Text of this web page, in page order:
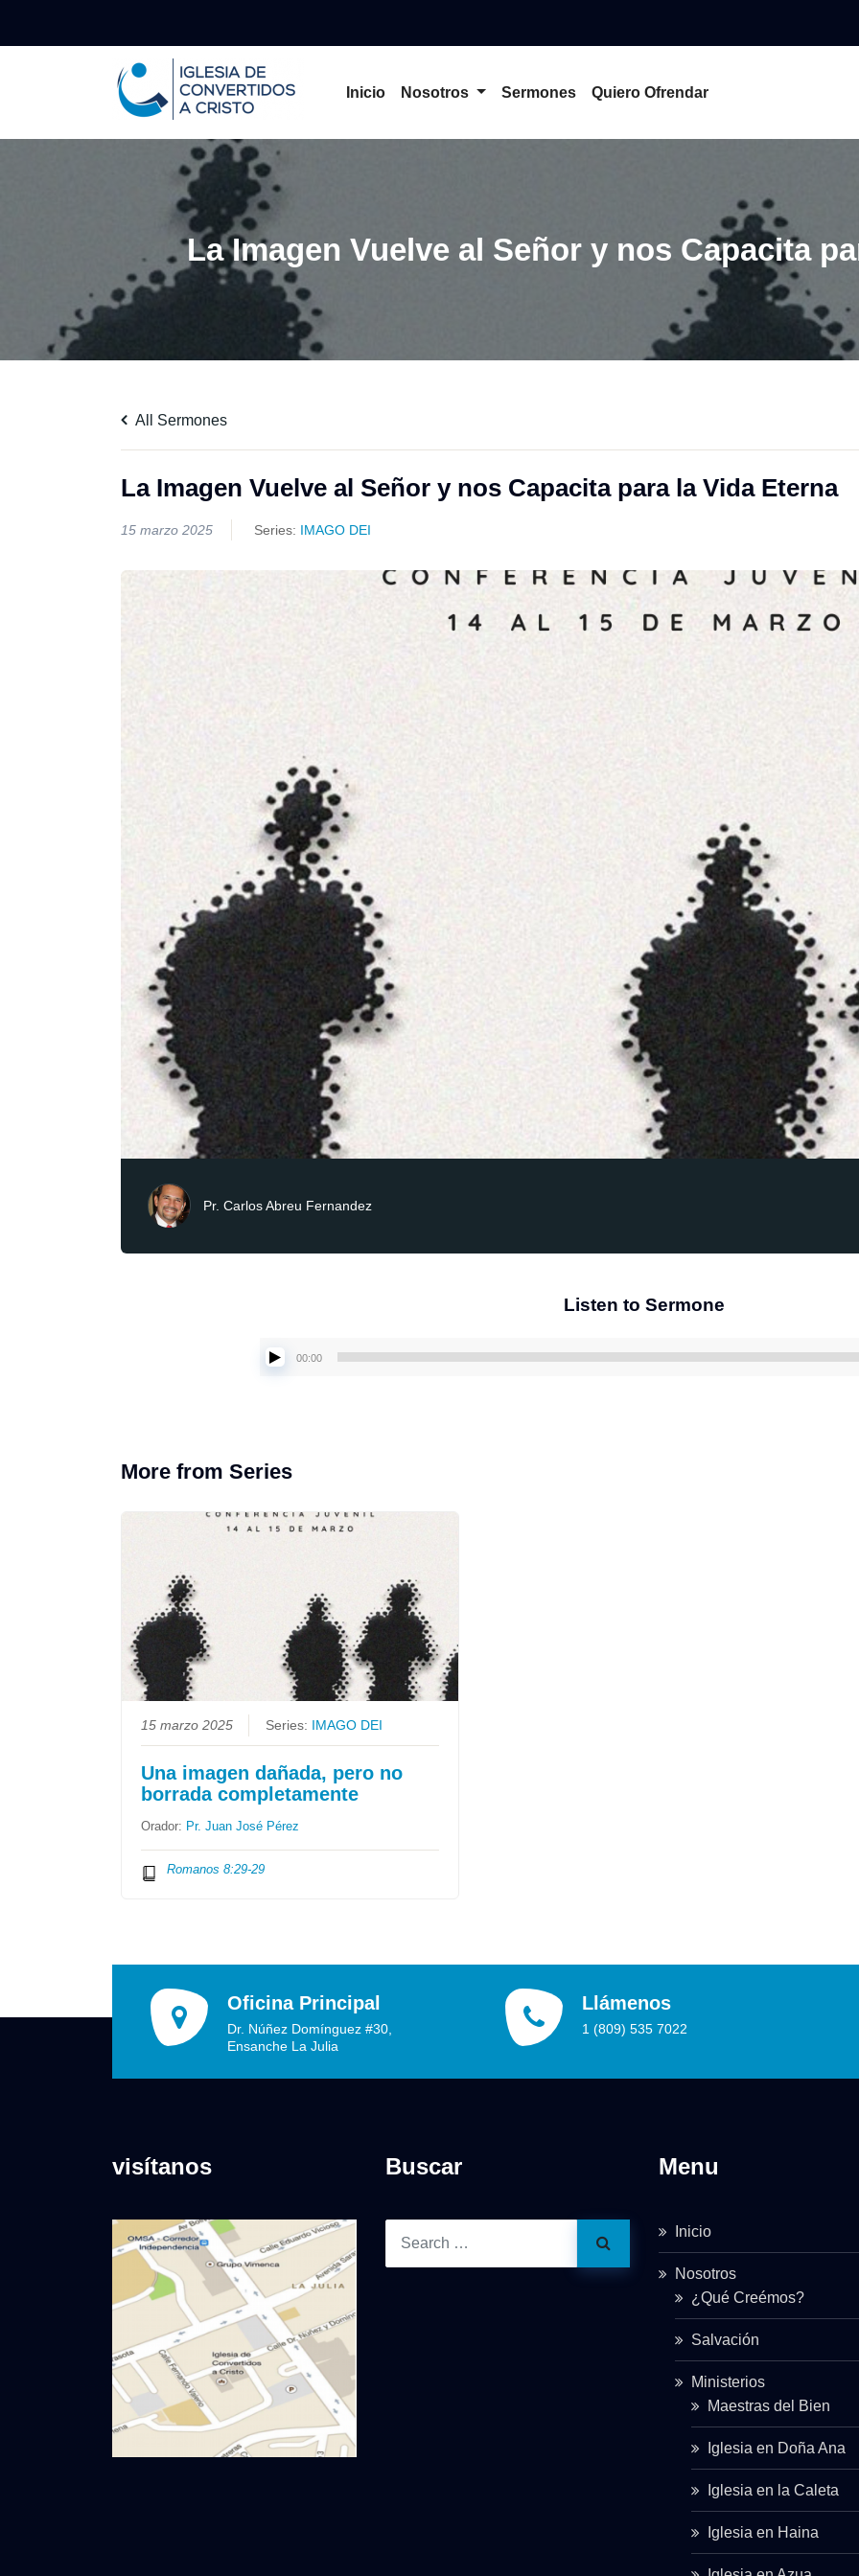
Inicio Nosotros Sermones Quiero Ofrendar
La Imagen Vuelve al Señor y nos Capacita
All Sermones
La Imagen Vuelve al Señor y nos Capacita para la Vida Eterna
15 marzo 2025 Series: IMAGO DEI
Pr. Carlos Abreu Fernandez
Listen to Sermone
00:00
More from Series
15 marzo 2025 Series: IMAGO DEI
Una imagen dañada, pero no
borrada completamente
Orador: Pr. Juan José Pérez
Romanos 8:29-29
Oficina Principal
Dr. Núñez Domínguez #30,
Ensanche La Julia
Llámenos
1 (809) 535 7022
visítanos Buscar Menu
Inicio
Nosotros
¿Qué Creémos?
Salvación
Ministerios
Maestras del Bien
Iglesia en Doña Ana
Iglesia en la Caleta
Iglesia en Haina